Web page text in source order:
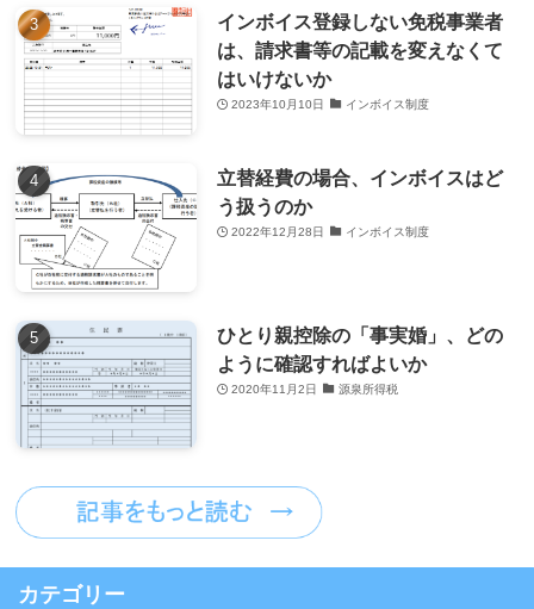
インボイス登録しない免税事業者
は、請求書等の記載を変えなくて
はいけないか
2023年10月10日 インボイス制度
立替経費の場合、インボイスはど
う扱うのか
2022年12月28日 インボイス制度
ひとり親控除の「事実婚」、どの
ように確認すればよいか
2020年11月2日 源泉所得税
カテゴリー